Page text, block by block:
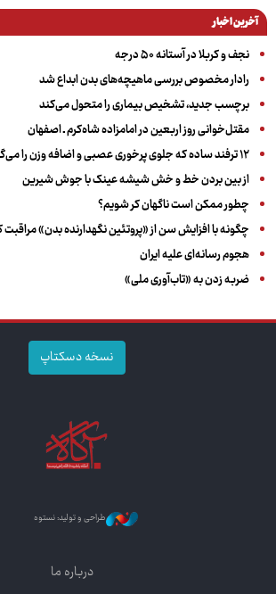
آخرین اخبار
نجف و کربلا در آستانه ۵۰ درجه
رادار مخصوص بررسی ماهیچه‌های بدن ابداع شد
برچسب جدید، تشخیص بیماری را متحول می‌کند
مقتل‌خوانی روز اربعین در امامزاده شاه‌کرم ـ اصفهان
۱۲ ترفند ساده که جلوی پرخوری عصبی و اضافه ‌وزن را می‌گیرد
از بین بردن خط و خش شیشه عینک با جوش شیرین
چطور ممکن است ناگهان کر شویم؟
چگونه با افزایش سن از «پروتئین نگهدارنده بدن»
هجوم رسانه‌ای علیه ایران
ضربه زدن به «تاب‌آوری ملی»
نسخه دسکتاپ
طراحی و تولید: نستوه
درباره ما